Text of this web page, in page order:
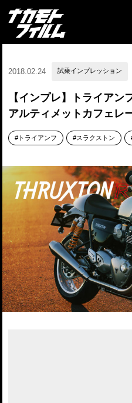
2018.02.24 試乗インプレッション
【インプレ】トライアン
アルティメットカフェレ
トライアンフ スラクストン